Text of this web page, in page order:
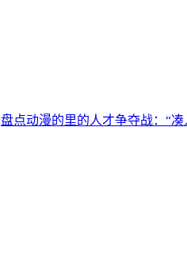
盘点动漫的里的人才争夺战：“